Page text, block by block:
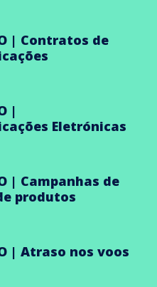
| Contratos de
|
Eletrónicas
| Campanhas de
produtos
| Atraso nos voos